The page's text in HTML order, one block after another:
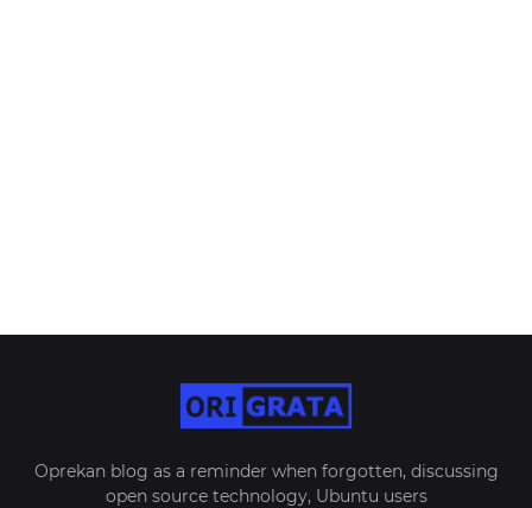
Oprekan blog as a reminder when forgotten, discussing
open source technology, Ubuntu users